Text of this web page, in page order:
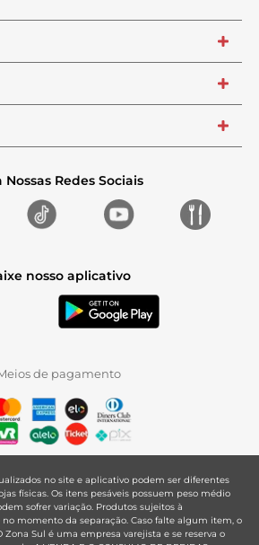
+
+
+
Nossas Redes Sociais
nosso aplicativo
de pagamento
no site e aplicativo podem ser diferentes
físicas. Os itens pesáveis possuem peso médio
sofrer variação. Produtos sujeitos à
momento da separação. Caso falte algum item, o
Zona Sul é uma empresa varejista e se reserva o